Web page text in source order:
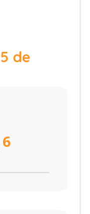
5 de
6